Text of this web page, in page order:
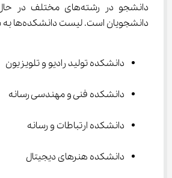
دانشجویان است. لیست دانشکده‌ها به شرح زیر است:
دانشکده تولید رادیو و تلویزیون
دانشکده فنی و مهندسی رسانه
دانشکده ارتباطات و رسانه
دانشکده هنرهای دیجیتال